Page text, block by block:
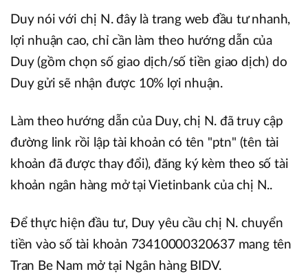
Duy nói với chị N. đây là trang web đầu tư nhanh,
lợi nhuận cao, chỉ cần làm theo hướng dẫn của
Duy (gồm chọn số giao dịch/số tiền giao dịch) do
Duy gửi sẽ nhận được 10% lợi nhuận.
Làm theo hướng dẫn của Duy, chị N. đã truy cập
đường link rồi lập tài khoản có tên "ptn" (tên tài
khoản đã được thay đổi), đăng ký kèm theo số tài
khoản ngân hàng mở tại Vietinbank của chị N..
Để thực hiện đầu tư, Duy yêu cầu chị N. chuyển
tiền vào số tài khoản 73410000320637 mang tên
Tran Be Nam mở tại Ngân hàng BIDV.